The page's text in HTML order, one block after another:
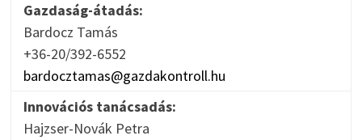
Gazdaság-átadás:
Bardocz Tamás
+36-20/392-6552
bardocztamas@gazdakontroll.hu
Innovációs tanácsadás:
Hajzser-Novák Petra